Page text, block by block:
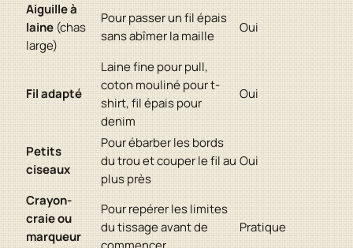
Aiguille à
laine (chas
large)
Pour passer un fil épais
sans abîmer la maille
Oui
Fil adapté
Laine fine pour pull,
coton mouliné pour t-
shirt, fil épais pour
denim
Oui
Petits
ciseaux
Pour ébarber les bords
du trou et couper le fil au
plus près
Oui
Crayon-
craie ou
marqueur
Pour repérer les limites
du tissage avant de
Pratique